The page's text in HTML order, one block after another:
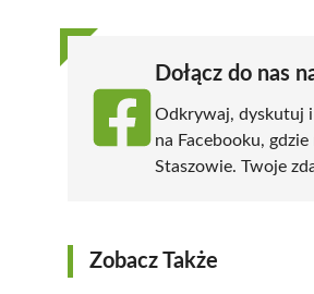
Dołącz do nas
Odkrywaj, dyskutuj i
na Facebooku,
Staszowie. Twoje
Zobacz Także